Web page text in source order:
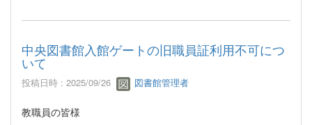
中央図書館入館ゲートの旧職員証利用不可につ
いて
投稿日時 : 2025/09/26 図書館管理者
教職員の皆様